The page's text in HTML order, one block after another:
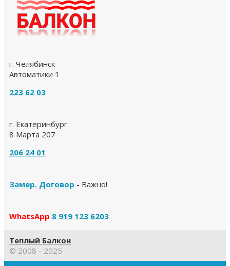
г. Челябинск
Автоматики 1
223 62 03
г. Екатеринбург
8 Марта 207
206 24 01
Замер. Договор - Важно!
WhatsApp 8 919 123 6203
Теплый Балкон
© 2008 - 2025